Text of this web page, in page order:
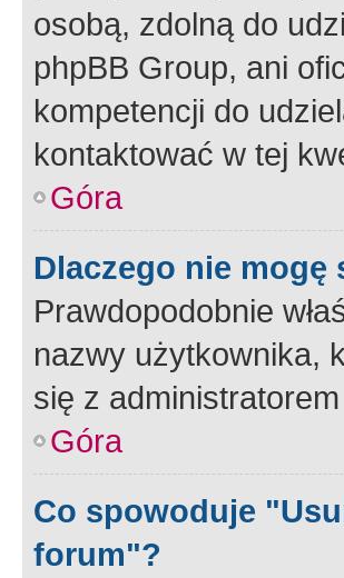
osobą, zdolną do
phpBB Group, ani
kompetencji do
kontaktować w tej
Góra
Dlaczego nie mogę
Prawdopodobnie
nazwy użytkownika,
się z
Góra
Co spowoduje
forum"?